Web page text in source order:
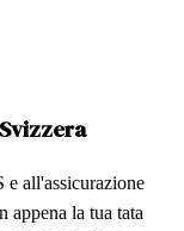
all'assicurazione
appena la tua tata